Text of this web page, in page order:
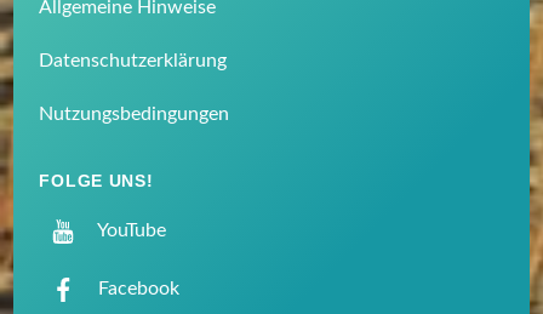
Allgemeine Hinweise
Datenschutzerklärung
Nutzungsbedingungen
FOLGE UNS!
YouTube
Facebook